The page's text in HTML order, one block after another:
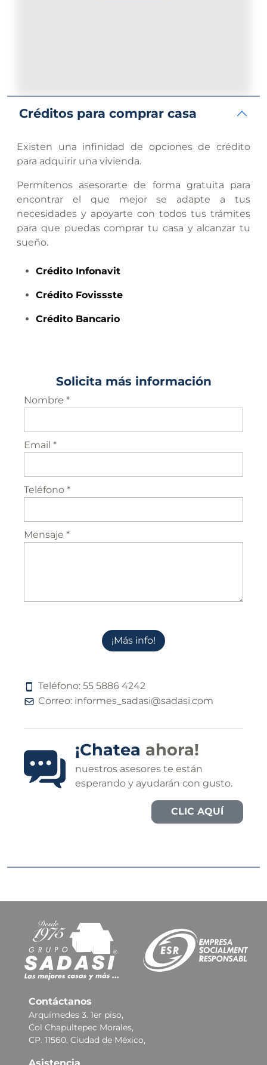
Créditos para comprar casa
Existen una infinidad de opciones de crédito
para adquirir una vivienda.
Permítenos asesorarte de forma gratuita para
encontrar el que mejor se adapte a tus
necesidades y apoyarte con todos tus trámites
para que puedas comprar tu casa y alcanzar tu
sueño.
Crédito Infonavit
Crédito Fovissste
Crédito Bancario
Solicita más información
Nombre *
Email *
Teléfono *
Mensaje *
¡Más info!
Teléfono: 55 5886 4242
Correo: informes_sadasi@sadasi.com
¡Chatea ahora!
nuestros asesores te están
esperando y ayudarán con gusto.
CLIC AQUÍ
Contáctanos
Arquímedes 3. 1er piso,
Col Chapultepec Morales,
CP. 11560, Ciudad de México,
Asistencia